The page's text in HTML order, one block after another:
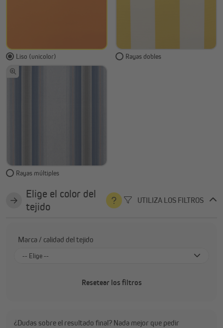
Liso (unicolor) Rayas dobles
Rayas múltiples
Elige el color del
tejido
UTILIZA LOS FILTROS
Marca / calidad del tejido
-- Elige --
Sauleda - repelente al agua (Acrílico)
Recasens (Acrílico)
Resetear los filtros
¿Dudas sobre el resultado final? Nada mejor que pedir